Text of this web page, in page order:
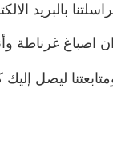
بالبريد
اصباغ غرناطة
ليصل